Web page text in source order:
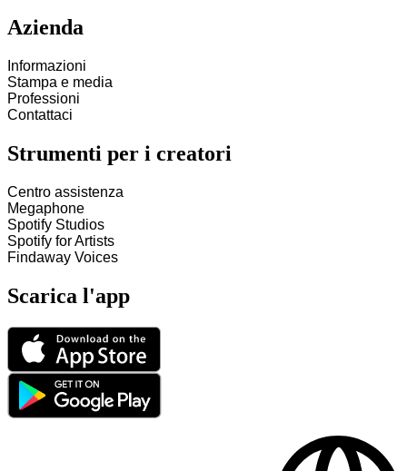
Azienda
Informazioni
Stampa e media
Professioni
Contattaci
Strumenti per i creatori
Centro assistenza
Megaphone
Spotify Studios
Spotify for Artists
Findaway Voices
Scarica l'app